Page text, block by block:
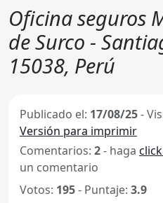
Oficina seguros
de Surco -
15038, Perú
Publicado el: 17/08/25-
Versión para imprimir
Comentarios: 2- haga
un comentario
Votos: 195- Puntaje: 3.9